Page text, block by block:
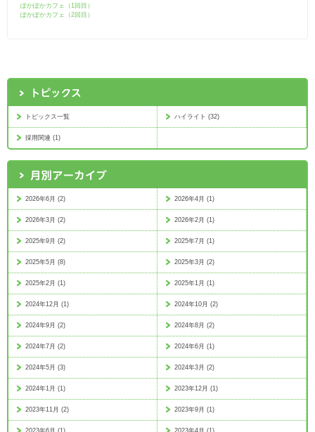
ぽかぽかカフェ（1回目）
ぽかぽかカフェ（2回目）
トピックス一覧 ハイライト (32)
採用関連 (1)
2026年6月 (2) 2026年4月 (1)
2026年3月 (2) 2026年2月 (1)
2025年9月 (2) 2025年7月 (1)
2025年5月 (8) 2025年3月 (2)
2025年2月 (1) 2025年1月 (1)
2024年12月 (1) 2024年10月 (2)
2024年9月 (2) 2024年8月 (2)
2024年7月 (2) 2024年6月 (1)
2024年5月 (3) 2024年3月 (2)
2024年1月 (1) 2023年12月 (1)
2023年11月 (2) 2023年9月 (1)